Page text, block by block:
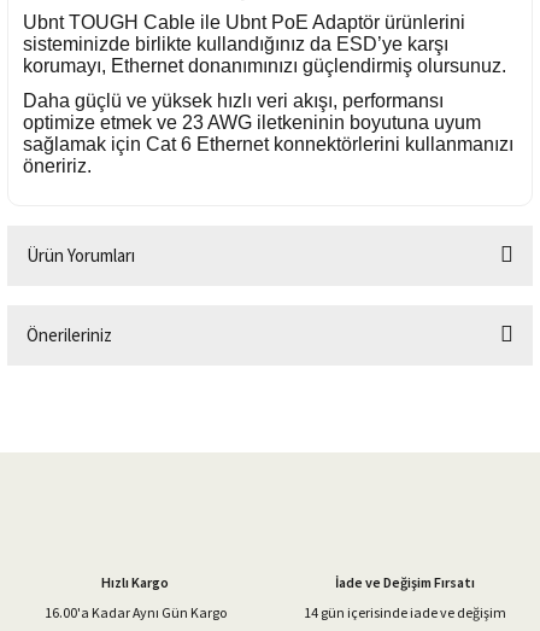
Ubnt TOUGH Cable ile Ubnt PoE Adaptör ürünlerini
sisteminizde birlikte kullandığınız da ESD’ye karşı
korumayı, Ethernet donanımınızı güçlendirmiş olursunuz.
Daha güçlü ve yüksek hızlı veri akışı, performansı
optimize etmek ve 23 AWG iletkeninin boyutuna uyum
sağlamak için Cat 6 Ethernet konnektörlerini kullanmanızı
öneririz.
Ürün Yorumları
Önerileriniz
Ürün bilgilerinde hatalar bulunuyor.
Hızlı Kargo
16.00'a Kadar Aynı Gün Kargo
İade ve Değişim Fırsatı
14 gün içerisinde iade ve değişim